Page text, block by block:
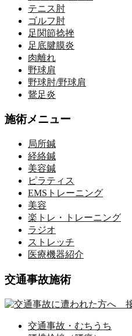
テニス肘
ゴルフ肘
足関節捻挫
足底腱膜炎
肉離れ
野球肩
野球肘/野球肩
鵞足炎
施術メニュー
局所鍼
経絡鍼
美容鍼
ピラティス
EMSトレーニング
美容
楽トレ・トレーニング
ラジオ
ストレッチ
医療機器紹介
交通事故施術
交通事故・むちうち